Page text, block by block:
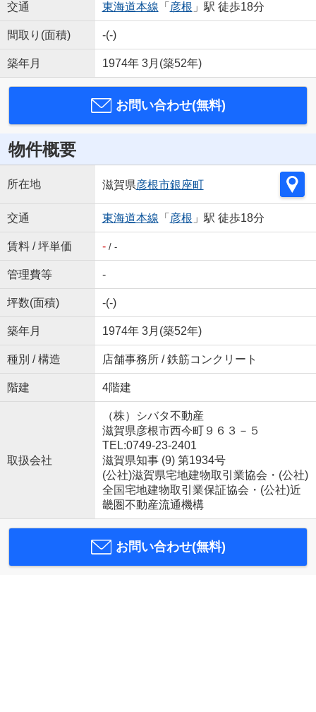
交通 東海道本線 「 彦根 」駅 徒歩18分
間取り(面積) -(-)
築年月 1974年 3月(築52年)
お問い合わせ(無料)
物件概要
所在地 滋賀県彦根市銀座町
交通 東海道本線 「 彦根 」駅 徒歩18分
賃料 / 坪単価 -/ -
管理費等 -
坪数(面積) -(-)
築年月 1974年 3月(築52年)
種別 / 構造 店舗事務所 / 鉄筋コンクリート
階建 4階建
取扱会社
（株）シバタ不動産
滋賀県彦根市西今町９６３－５
TEL:0749-23-2401
滋賀県知事 (9) 第1934号
(公社)滋賀県宅地建物取引業協会・(公社)
全国宅地建物取引業保証協会・(公社)近
畿圏不動産流通機構
お問い合わせ(無料)